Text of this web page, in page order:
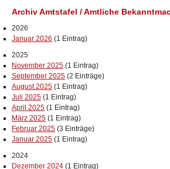
Archiv Amtstafel / Amtliche
2026
Januar 2026 (1 Eintrag)
2025
November 2025 (1 Eintrag)
September 2025 (2 Einträge)
August 2025 (1 Eintrag)
Juli 2025 (1 Eintrag)
April 2025 (1 Eintrag)
März 2025 (1 Eintrag)
Februar 2025 (3 Einträge)
Januar 2025 (1 Eintrag)
2024
Dezember 2024 (1 Eintrag)